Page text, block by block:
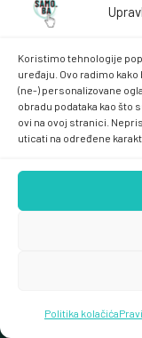
Koristimo tehnologije
uređaju. Ovo radimo
(ne-) personalizovane
obradu podataka kao što
ovi na ovoj stranici.
uticati na određene
Politika kolačića
Selma Alispahić
je na Akademiji
prof. Bore
Univerzitetu
Selma je